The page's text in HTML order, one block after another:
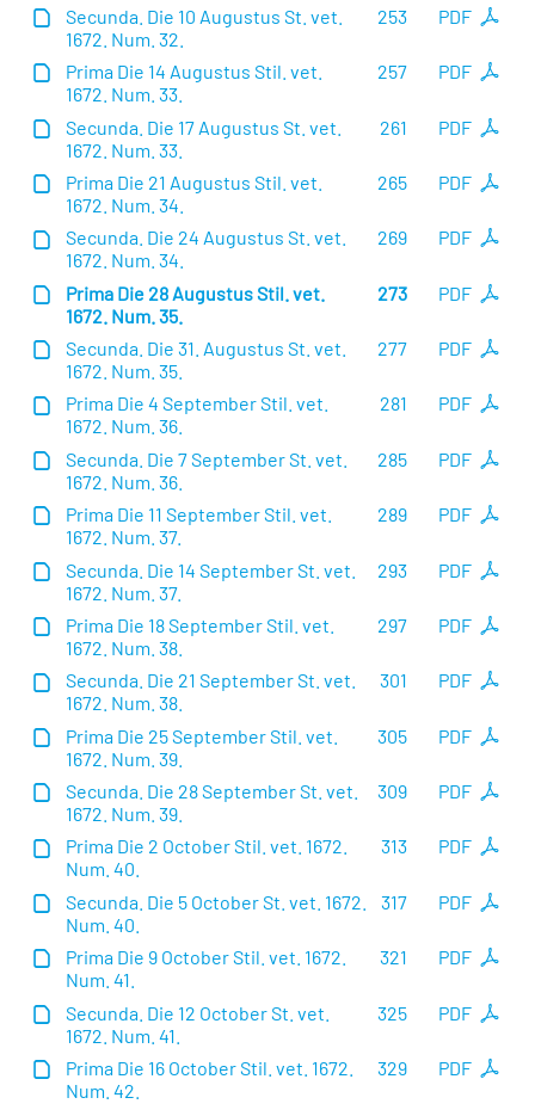
PDF
253
Secunda. Die 10 Augustus St. vet.
1672. Num. 32.
PDF
257
Prima Die 14 Augustus Stil. vet.
1672. Num. 33.
PDF
261
Secunda. Die 17 Augustus St. vet.
1672. Num. 33.
PDF
265
Prima Die 21 Augustus Stil. vet.
1672. Num. 34.
PDF
269
Secunda. Die 24 Augustus St. vet.
1672. Num. 34.
PDF
273
Prima Die 28 Augustus Stil. vet.
1672. Num. 35.
PDF
277
Secunda. Die 31. Augustus St. vet.
1672. Num. 35.
PDF
281
Prima Die 4 September Stil. vet.
1672. Num. 36.
PDF
285
Secunda. Die 7 September St. vet.
1672. Num. 36.
PDF
289
Prima Die 11 September Stil. vet.
1672. Num. 37.
PDF
293
Secunda. Die 14 September St. vet.
1672. Num. 37.
PDF
297
Prima Die 18 September Stil. vet.
1672. Num. 38.
PDF
301
Secunda. Die 21 September St. vet.
1672. Num. 38.
PDF
305
Prima Die 25 September Stil. vet.
1672. Num. 39.
PDF
309
Secunda. Die 28 September St. vet.
1672. Num. 39.
PDF
313
Prima Die 2 October Stil. vet. 1672.
Num. 40.
PDF
317
Secunda. Die 5 October St. vet. 1672.
Num. 40.
PDF
321
Prima Die 9 October Stil. vet. 1672.
Num. 41.
PDF
325
Secunda. Die 12 October St. vet.
1672. Num. 41.
PDF
329
Prima Die 16 October Stil. vet. 1672.
Num. 42.